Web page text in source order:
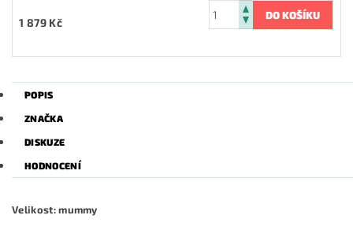
1 879 Kč
POPIS
ZNAČKA
DISKUZE
HODNOCENÍ
Velikost: mummy